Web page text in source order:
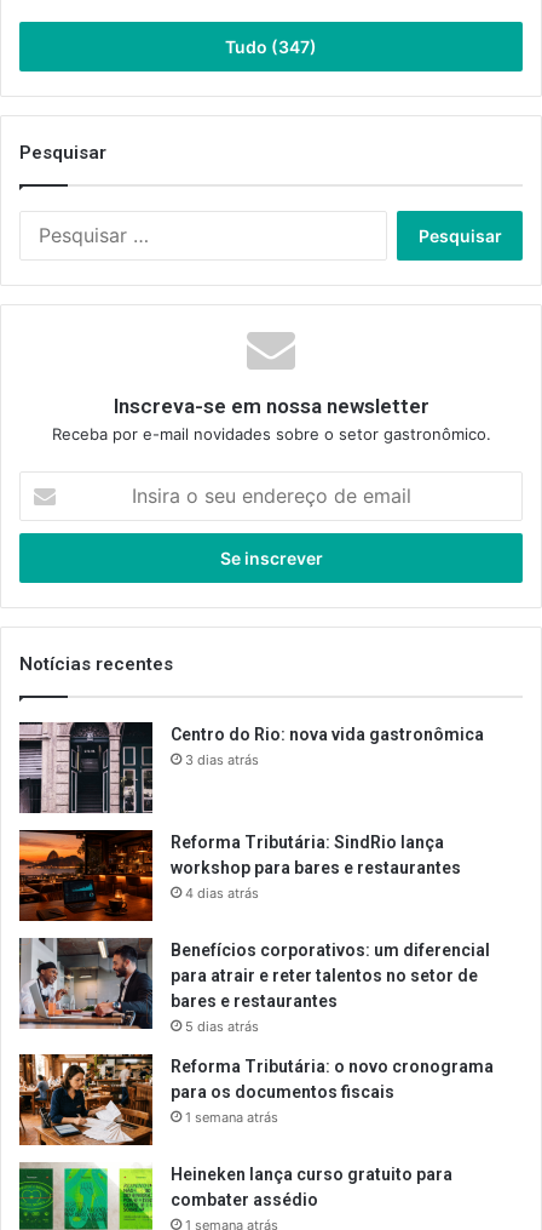
Tudo (347)
Pesquisar
Inscreva-se em nossa newsletter
Receba por e-mail novidades sobre o setor gastronômico.
seu
de
email
Notícias recentes
Centro do Rio: nova vida gastronômica
3 dias atrás
Reforma Tributária: SindRio lança
workshop para bares e restaurantes
4 dias atrás
Benefícios corporativos: um diferencial
para atrair e reter talentos no setor de
bares e restaurantes
5 dias atrás
Reforma Tributária: o novo cronograma
para os documentos fiscais
1 semana atrás
Heineken lança curso gratuito para
combater assédio
1 semana atrás